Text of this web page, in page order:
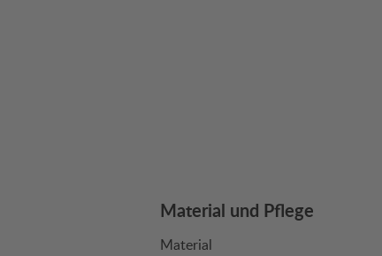
Material und Pflege
Material